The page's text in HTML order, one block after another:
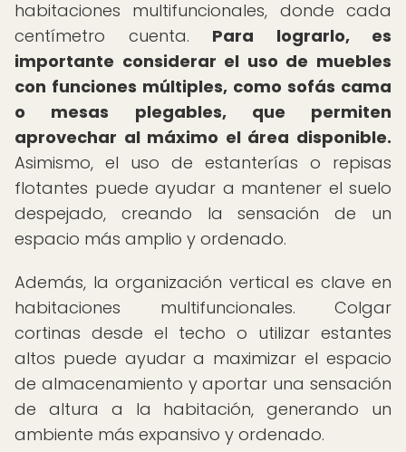
habitaciones multifuncionales, donde cada
centímetro cuenta. Para lograrlo, es
importante considerar el uso de muebles
con funciones múltiples, como sofás cama
o mesas plegables, que permiten
aprovechar al máximo el área disponible.
Asimismo, el uso de estanterías o repisas
flotantes puede ayudar a mantener el suelo
despejado, creando la sensación de un
espacio más amplio y ordenado.
Además, la organización vertical es clave en
habitaciones multifuncionales. Colgar
cortinas desde el techo o utilizar estantes
altos puede ayudar a maximizar el espacio
de almacenamiento y aportar una sensación
de altura a la habitación, generando un
ambiente más expansivo y ordenado.